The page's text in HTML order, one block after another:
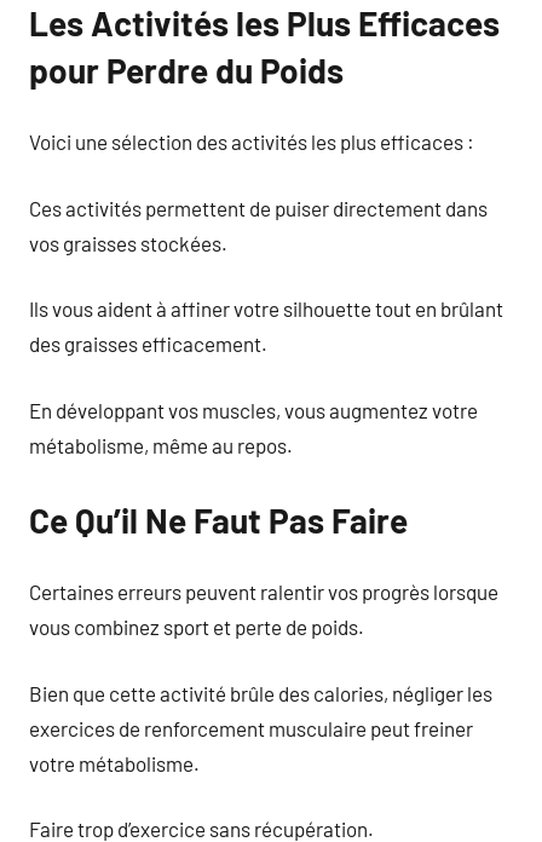
Les Activités les Plus Efficaces
pour Perdre du Poids
Voici une sélection des activités les plus efficaces :
Ces activités permettent de puiser directement dans
vos graisses stockées.
Ils vous aident à affiner votre silhouette tout en brûlant
des graisses efficacement.
En développant vos muscles, vous augmentez votre
métabolisme, même au repos.
Ce Qu’il Ne Faut Pas Faire
Certaines erreurs peuvent ralentir vos progrès lorsque
vous combinez sport et perte de poids.
Bien que cette activité brûle des calories, négliger les
exercices de renforcement musculaire peut freiner
votre métabolisme.
Faire trop d’exercice sans récupération.